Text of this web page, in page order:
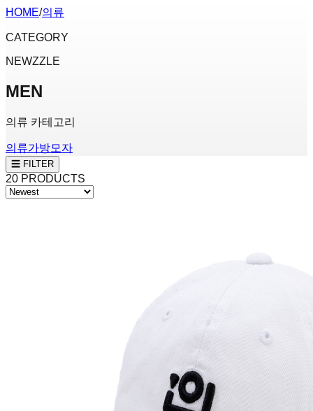
HOME/의류
CATEGORY
NEWZZLE
MEN
의류 카테고리
의류가방모자
☰ FILTER
20 PRODUCTS